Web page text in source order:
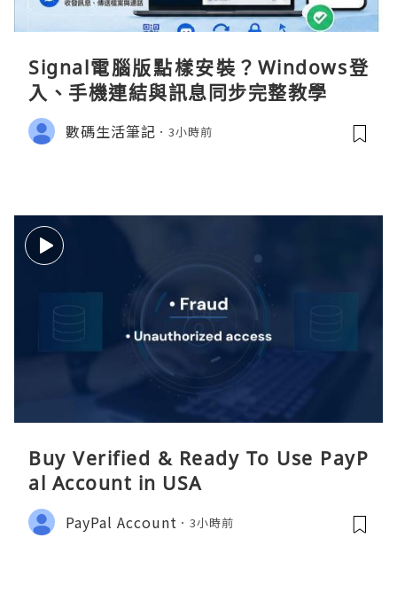
Signal電腦版點樣安裝？Windows登
入、手機連結與訊息同步完整教學
數碼生活筆記 3小時前
Buy Verified & Ready To Use PayP
al Account in USA
PayPal Account 3小時前